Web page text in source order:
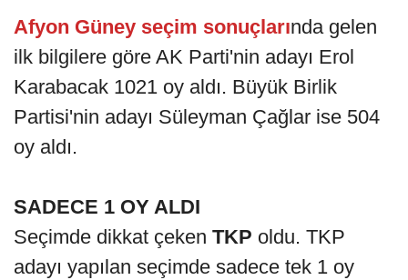
Afyon Güney seçim sonuçlarında gelen
ilk bilgilere göre AK Parti'nin adayı Erol
Karabacak 1021 oy aldı. Büyük Birlik
Partisi'nin adayı Süleyman Çağlar ise 504
oy aldı.
SADECE 1 OY ALDI
Seçimde dikkat çeken TKP oldu. TKP
adayı yapılan seçimde sadece tek 1 oy